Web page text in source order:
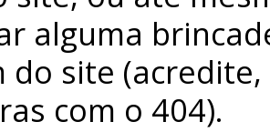
alguma
do site
com o 404).